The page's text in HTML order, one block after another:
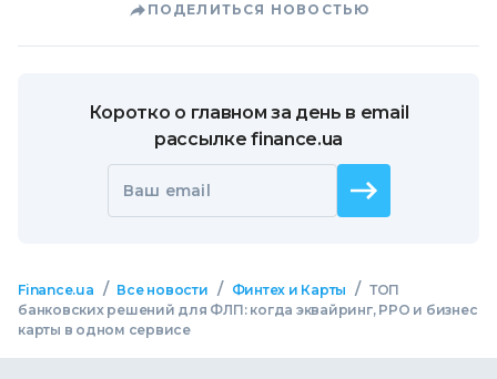
ПОДЕЛИТЬСЯ НОВОСТЬЮ
Коротко о главном за день в email
рассылке finance.ua
Ваш email
Finance.ua / Все новости / Финтех и Карты / ТОП
банковских решений для ФЛП: когда эквайринг, РРО и бизнес
карты в одном сервисе